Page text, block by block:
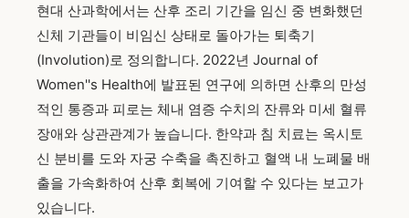
현대 산과학에서는 산후 조리 기간을 임신 중 변화했던
신체 기관들이 비임신 상태로 돌아가는 퇴축기
(Involution)로 정의합니다. 2022년 Journal of
Women''s Health에 발표된 연구에 의하면 산후의 만성
적인 통증과 피로는 체내 염증 수치의 잔류와 미세 혈류
장애와 상관관계가 높습니다. 한약과 침 치료는 옥시토
신 분비를 도와 자궁 수축을 촉진하고 혈액 내 노폐물 배
출을 가속화하여 산후 회복에 기여할 수 있다는 보고가
있습니다.